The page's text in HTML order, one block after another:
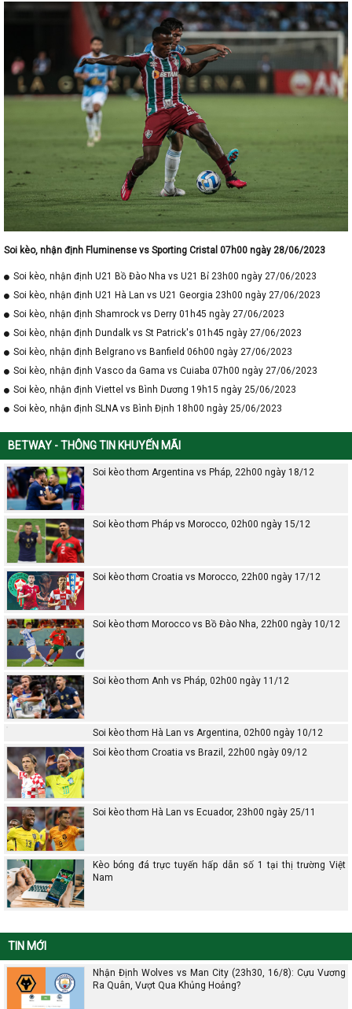
Soi kèo, nhận định Fluminense vs Sporting Cristal 07h00 ngày 28/06/2023
Soi kèo, nhận định U21 Bồ Đào Nha vs U21 Bỉ 23h00 ngày 27/06/2023
Soi kèo, nhận định U21 Hà Lan vs U21 Georgia 23h00 ngày 27/06/2023
Soi kèo, nhận định Shamrock vs Derry 01h45 ngày 27/06/2023
Soi kèo, nhận định Dundalk vs St Patrick's 01h45 ngày 27/06/2023
Soi kèo, nhận định Belgrano vs Banfield 06h00 ngày 27/06/2023
Soi kèo, nhận định Vasco da Gama vs Cuiaba 07h00 ngày 27/06/2023
Soi kèo, nhận định Viettel vs Bình Dương 19h15 ngày 25/06/2023
Soi kèo, nhận định SLNA vs Bình Định 18h00 ngày 25/06/2023
BETWAY - THÔNG TIN KHUYẾN MÃI
Soi kèo thơm Argentina vs Pháp, 22h00 ngày 18/12
Soi kèo thơm Pháp vs Morocco, 02h00 ngày 15/12
Soi kèo thơm Croatia vs Morocco, 22h00 ngày 17/12
Soi kèo thơm Morocco vs Bồ Đào Nha, 22h00 ngày 10/12
Soi kèo thơm Anh vs Pháp, 02h00 ngày 11/12
Soi kèo thơm Hà Lan vs Argentina, 02h00 ngày 10/12
Soi kèo thơm Croatia vs Brazil, 22h00 ngày 09/12
Soi kèo thơm Hà Lan vs Ecuador, 23h00 ngày 25/11
Kèo bóng đá trực tuyến hấp dẫn số 1 tại thị trường Việt
Nam
TIN MỚI
Nhận Định Wolves vs Man City (23h30, 16/8): Cựu Vương
Ra Quân, Vượt Qua Khủng Hoảng?